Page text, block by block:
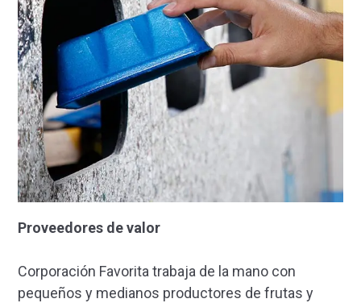
Proveedores de valor
Corporación Favorita trabaja de la mano con
pequeños y medianos productores de frutas y